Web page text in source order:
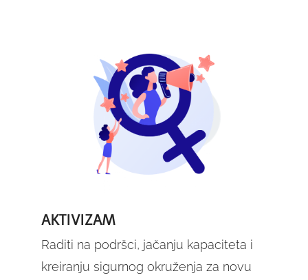
AKTIVIZAM
Raditi na podršci, jačanju kapaciteta i
kreiranju sigurnog okruženja za novu